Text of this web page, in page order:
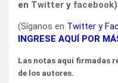
en Twitter y facebook)
(Síganos en Twitter y
INGRESE AQUÍ POR
Las notas aquí firmadas
de los autores.